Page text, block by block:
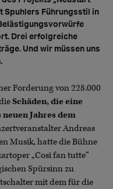
Spuhlers Führungsstil in
Drei erfolgreiche
Und wir müssen uns
Forderung von 228.000
Schäden, die eine
Jahres dem
Andreas
Musik, hatte die Bühne
„Cosi fan tutte“
Spürsinn zu
mit dem für die